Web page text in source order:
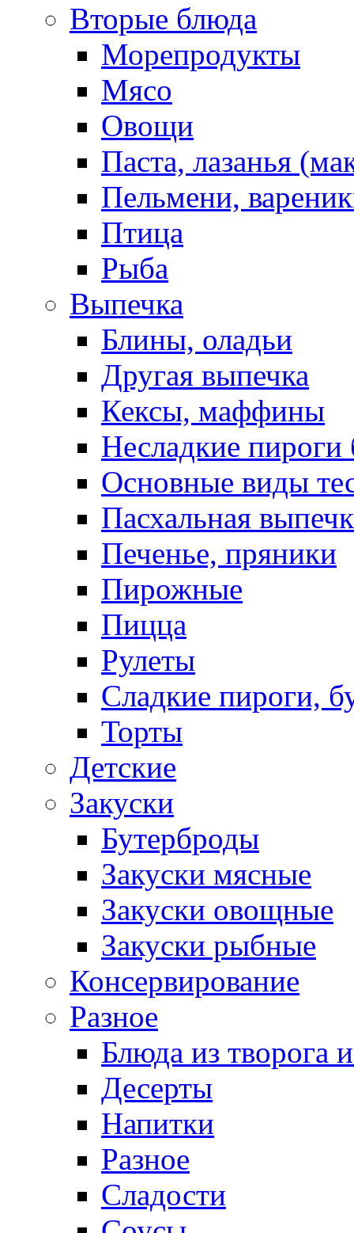
Вторые блюда
Морепродукты
Мясо
Овощи
Паста, лазанья
Пельмени,
Птица
Рыба
Выпечка
Блины, оладьи
Другая выпечка
Кексы, маффины
Несладкие пироги
Основные виды
Пасхальная
Печенье, пряники
Пирожные
Пицца
Рулеты
Сладкие пироги,
Торты
Детские
Закуски
Бутерброды
Закуски мясные
Закуски овощные
Закуски рыбные
Консервирование
Разное
Блюда из творога
Десерты
Напитки
Разное
Сладости